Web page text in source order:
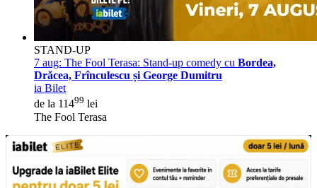
STAND-UP
7 aug: The Fool Terasa: Stand-up comedy cu Bordea,
Drăcea, Frînculescu și George Dumitru
ia Bilet
de la 11499 lei
The Fool Terasa